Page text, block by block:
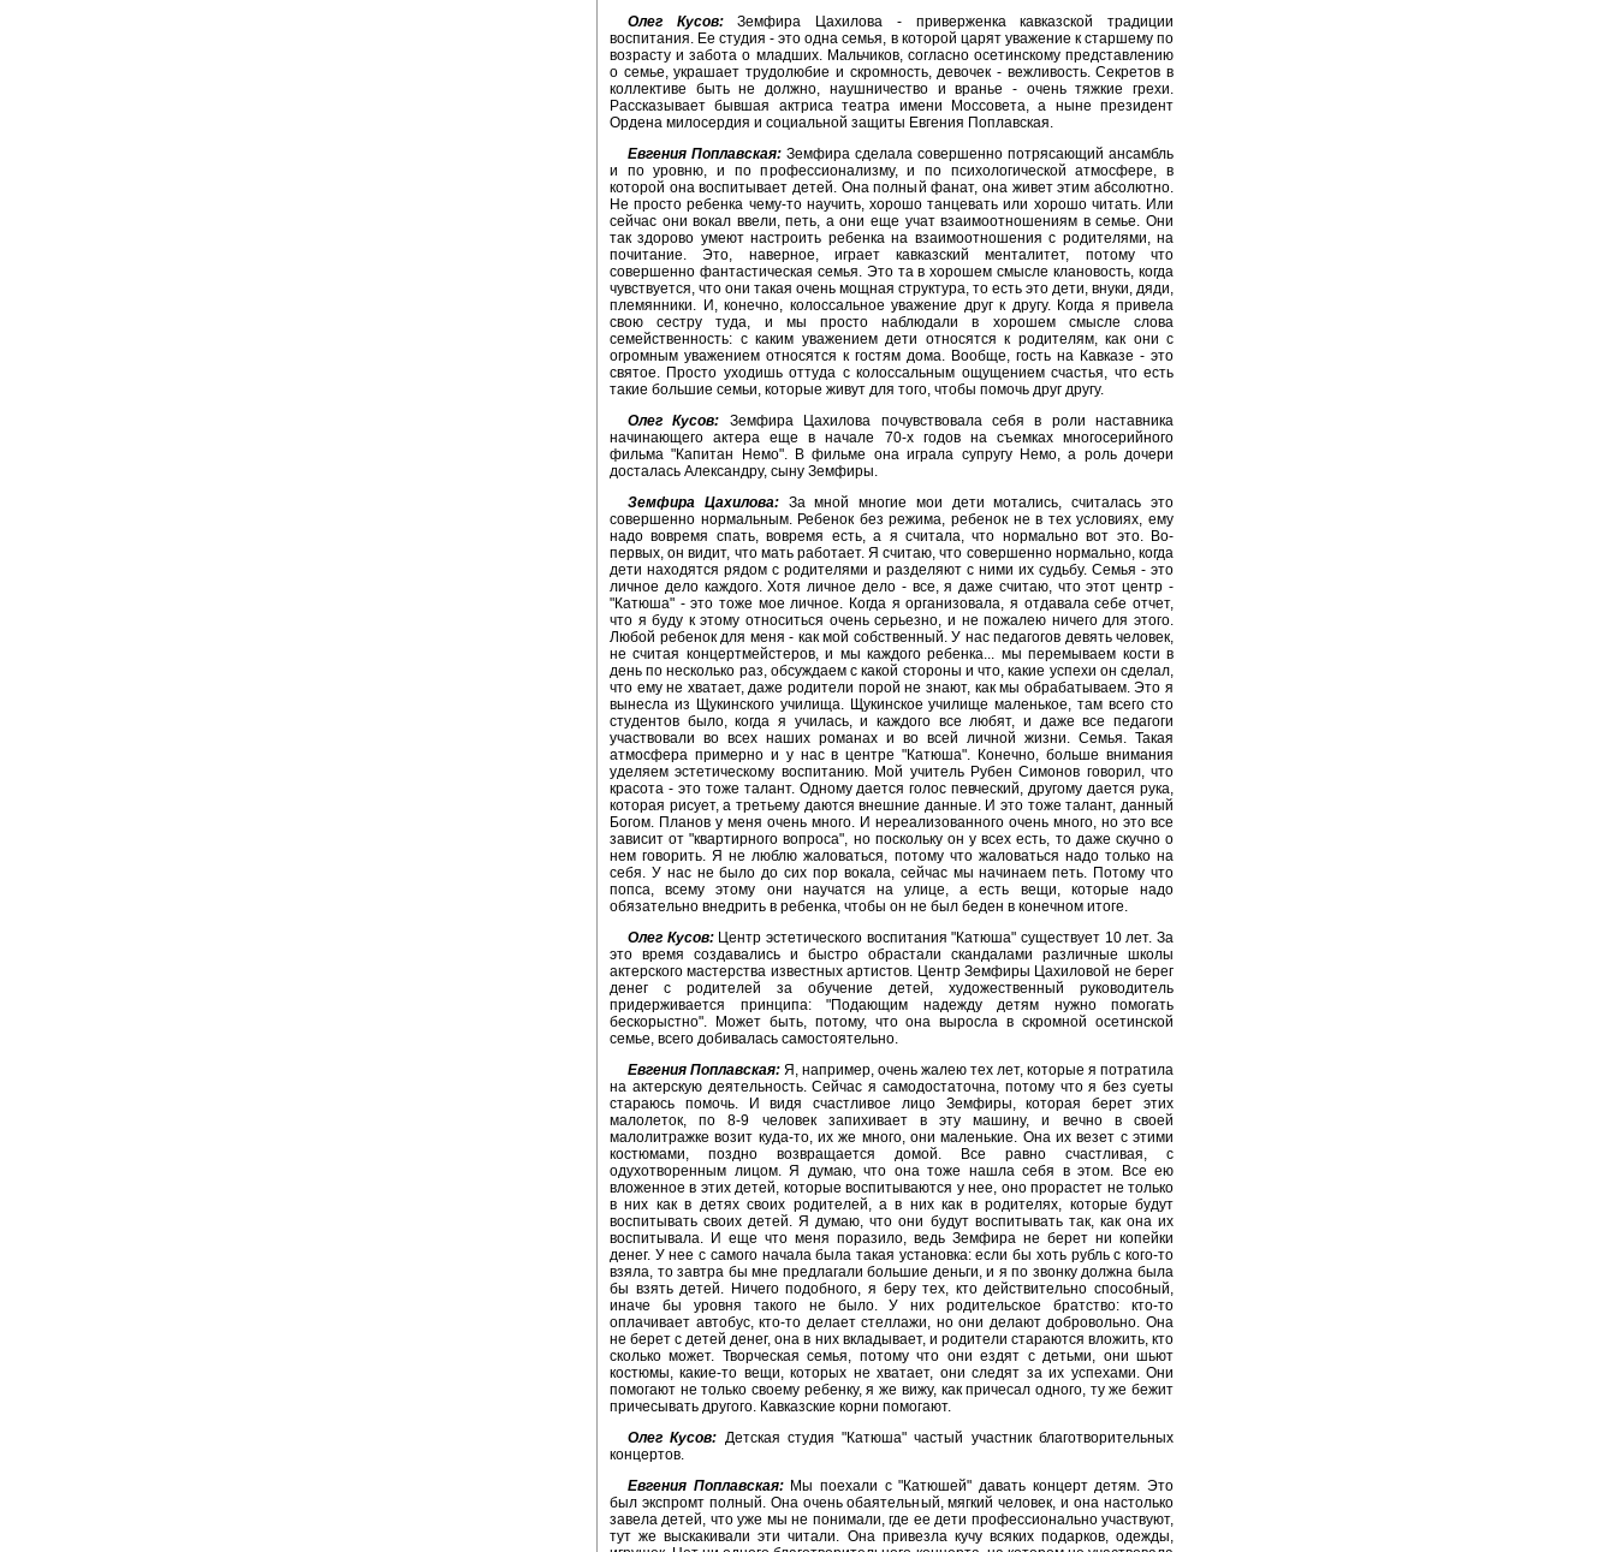
Олег Кусов:Земфира Цахилова - приверженка кавказской традиции
воспитания. Ее студия - это одна семья, в которой царят уважение к старшему по
возрасту и забота о младших. Мальчиков, согласно осетинскому представлению
о семье, украшает трудолюбие и скромность, девочек - вежливость. Секретов в
коллективе быть не должно, наушничество и вранье - очень тяжкие грехи.
Рассказывает бывшая актриса театра имени Моссовета, а ныне президент
Ордена милосердия и социальной защиты Евгения Поплавская.
Евгения Поплавская: Земфира сделала совершенно потрясающий ансамбль
и по уровню, и по профессионализму, и по психологической атмосфере, в
которой она воспитывает детей. Она полный фанат, она живет этим абсолютно.
Не просто ребенка чему-то научить, хорошо танцевать или хорошо читать. Или
сейчас они вокал ввели, петь, а они еще учат взаимоотношениям в семье. Они
так здорово умеют настроить ребенка на взаимоотношения с родителями, на
почитание. Это, наверное, играет кавказский менталитет, потому что
совершенно фантастическая семья. Это та в хорошем смысле клановость, когда
чувствуется, что они такая очень мощная структура, то есть это дети, внуки, дяди,
племянники. И, конечно, колоссальное уважение друг к другу. Когда я привела
свою сестру туда, и мы просто наблюдали в хорошем смысле слова
семейственность: с каким уважением дети относятся к родителям, как они с
огромным уважением относятся к гостям дома. Вообще, гость на Кавказе - это
святое. Просто уходишь оттуда с колоссальным ощущением счастья, что есть
такие большие семьи, которые живут для того, чтобы помочь друг другу.
Олег Кусов: Земфира Цахилова почувствовала себя в роли наставника
начинающего актера еще в начале 70-х годов на съемках многосерийного
фильма "Капитан Немо". В фильме она играла супругу Немо, а роль дочери
досталась Александру, сыну Земфиры.
Земфира Цахилова:За мной многие мои дети мотались, считалась это
совершенно нормальным. Ребенок без режима, ребенок не в тех условиях, ему
надо вовремя спать, вовремя есть, а я считала, что нормально вот это. Во-
первых, он видит, что мать работает. Я считаю, что совершенно нормально, когда
дети находятся рядом с родителями и разделяют с ними их судьбу. Семья - это
личное дело каждого. Хотя личное дело - все, я даже считаю, что этот центр -
"Катюша" - это тоже мое личное. Когда я организовала, я отдавала себе отчет,
что я буду к этому относиться очень серьезно, и не пожалею ничего для этого.
Любой ребенок для меня - как мой собственный. У нас педагогов девять человек,
не считая концертмейстеров, и мы каждого ребенка... мы перемываем кости в
день по несколько раз, обсуждаем с какой стороны и что, какие успехи он сделал,
что ему не хватает, даже родители порой не знают, как мы обрабатываем. Это я
вынесла из Щукинского училища. Щукинское училище маленькое, там всего сто
студентов было, когда я училась, и каждого все любят, и даже все педагоги
участвовали во всех наших романах и во всей личной жизни. Семья. Такая
атмосфера примерно и у нас в центре "Катюша". Конечно, больше внимания
уделяем эстетическому воспитанию. Мой учитель Рубен Симонов говорил, что
красота - это тоже талант. Одному дается голос певческий, другому дается рука,
которая рисует, а третьему даются внешние данные. И это тоже талант, данный
Богом. Планов у меня очень много. И нереализованного очень много, но это все
зависит от "квартирного вопроса", но поскольку он у всех есть, то даже скучно о
нем говорить. Я не люблю жаловаться, потому что жаловаться надо только на
себя. У нас не было до сих пор вокала, сейчас мы начинаем петь. Потому что
попса, всему этому они научатся на улице, а есть вещи, которые надо
обязательно внедрить в ребенка, чтобы он не был беден в конечном итоге.
Олег Кусов:Центр эстетического воспитания "Катюша" существует 10 лет. За
это время создавались и быстро обрастали скандалами различные школы
актерского мастерства известных артистов. Центр Земфиры Цахиловой не берег
денег с родителей за обучение детей, художественный руководитель
придерживается принципа: "Подающим надежду детям нужно помогать
бескорыстно". Может быть, потому, что она выросла в скромной осетинской
семье, всего добивалась самостоятельно.
Евгения Поплавская: Я, например, очень жалею тех лет, которые я потратила
на актерскую деятельность. Сейчас я самодостаточна, потому что я без суеты
стараюсь помочь. И видя счастливое лицо Земфиры, которая берет этих
малолеток, по 8-9 человек запихивает в эту машину, и вечно в своей
малолитражке возит куда-то, их же много, они маленькие. Она их везет с этими
костюмами, поздно возвращается домой. Все равно счастливая, с
одухотворенным лицом. Я думаю, что она тоже нашла себя в этом. Все ею
вложенное в этих детей, которые воспитываются у нее, оно прорастет не только
в них как в детях своих родителей, а в них как в родителях, которые будут
воспитывать своих детей. Я думаю, что они будут воспитывать так, как она их
воспитывала. И еще что меня поразило, ведь Земфира не берет ни копейки
денег. У нее с самого начала была такая установка: если бы хоть рубль с кого-то
взяла, то завтра бы мне предлагали большие деньги, и я по звонку должна была
бы взять детей. Ничего подобного, я беру тех, кто действительно способный,
иначе бы уровня такого не было. У них родительское братство: кто-то
оплачивает автобус, кто-то делает стеллажи, но они делают добровольно. Она
не берет с детей денег, она в них вкладывает, и родители стараются вложить, кто
сколько может. Творческая семья, потому что они ездят с детьми, они шьют
костюмы, какие-то вещи, которых не хватает, они следят за их успехами. Они
помогают не только своему ребенку, я же вижу, как причесал одного, ту же бежит
причесывать другого. Кавказские корни помогают.
Олег Кусов: Детская студия "Катюша" частый участник благотворительных
концертов.
Евгения Поплавская:Мы поехали с "Катюшей" давать концерт детям. Это
был экспромт полный. Она очень обаятельный, мягкий человек, и она настолько
завела детей, что уже мы не понимали, где ее дети профессионально участвуют,
тут же выскакивали эти читали. Она привезла кучу всяких подарков, одежды,